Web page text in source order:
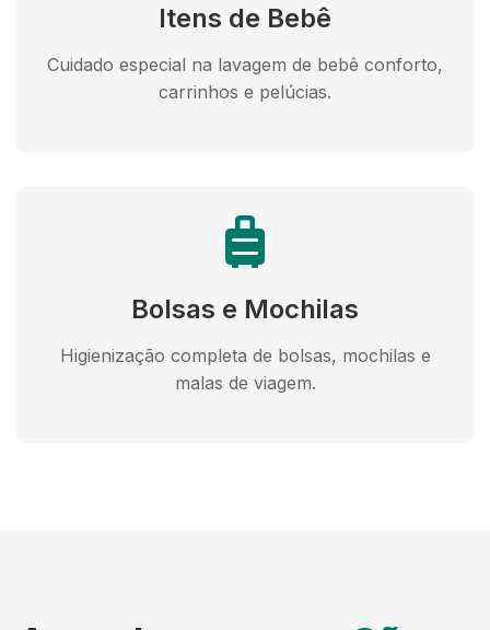
Itens de Bebê
Cuidado especial na lavagem de bebê conforto,
carrinhos e pelúcias.
Bolsas e Mochilas
Higienização completa de bolsas, mochilas e
malas de viagem.